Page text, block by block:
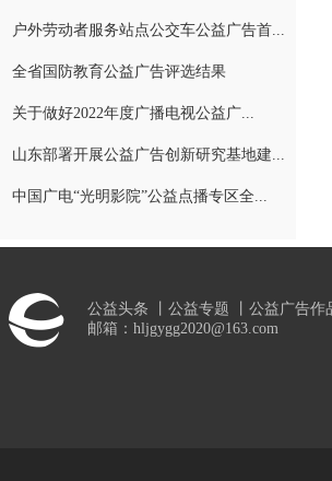
户外劳动者服务站点公交车公益广告首...
全省国防教育公益广告评选结果
关于做好2022年度广播电视公益广...
山东部署开展公益广告创新研究基地建...
中国广电“光明影院”公益点播专区全...
公益头条 公益专题 公益广告作
邮箱：hljgygg2020@163.com